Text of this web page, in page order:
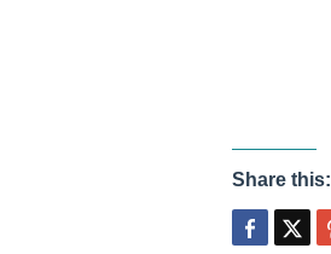
Share this: